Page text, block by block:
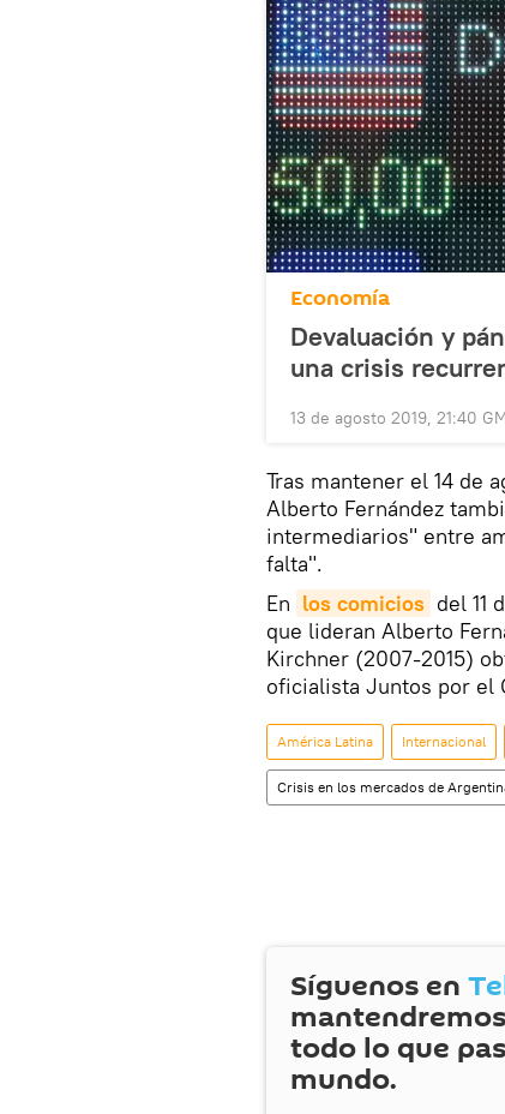
Economía
Devaluación y
una crisis
13 de agosto 2019, 21:40
Tras mantener el 14 de
Alberto Fernández
intermediarios" entre
falta".
En los comicios del 11
que lideran Alberto
Kirchner (2007-2015)
oficialista Juntos por el
América Latina Internacional
Crisis en los mercados de
Síguenos en
todo lo que
mundo.